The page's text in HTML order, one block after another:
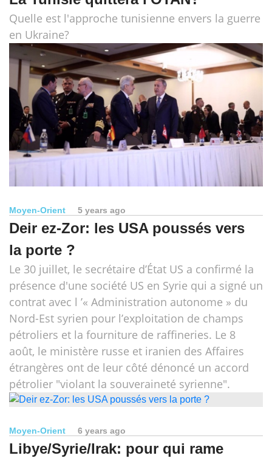
Quelle est l'approche tunisienne envers la guerre
en Ukraine?
Moyen-Orient 5 years ago
Deir ez-Zor: les USA poussés vers
la porte ?
Le 30 juillet, le secrétaire d’État US a confirmé la
présence d'une société US en Syrie qui a signé un
contrat avec l ’« Administration autonome » du
Nord-Est syrien pour l’exploitation de champs
pétroliers et la fourniture de raffineries. Le 8
août, le ministère russe et iranien des Affaires
étrangères ont de leur côté dénoncé un accord
pétrolier "violant la souveraineté syrienne".
Moyen-Orient 6 years ago
Libye/Syrie/Irak: pour qui rame